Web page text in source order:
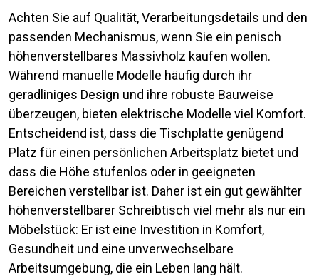
Achten Sie auf Qualität, Verarbeitungsdetails und den
passenden Mechanismus, wenn Sie ein penisch
höhenverstellbares Massivholz kaufen wollen.
Während manuelle Modelle häufig durch ihr
geradliniges Design und ihre robuste Bauweise
überzeugen, bieten elektrische Modelle viel Komfort.
Entscheidend ist, dass die Tischplatte genügend
Platz für einen persönlichen Arbeitsplatz bietet und
dass die Höhe stufenlos oder in geeigneten
Bereichen verstellbar ist. Daher ist ein gut gewählter
höhenverstellbarer Schreibtisch viel mehr als nur ein
Möbelstück: Er ist eine Investition in Komfort,
Gesundheit und eine unverwechselbare
Arbeitsumgebung, die ein Leben lang hält.